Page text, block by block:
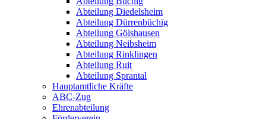
Abteilung Diedelsheim
Abteilung Dürrenbüchig
Abteilung Gölshausen
Abteilung Neibsheim
Abteilung Rinklingen
Abteilung Ruit
Abteilung Sprantal
Hauptamtliche Kräfte
ABC-Zug
Ehrenabteilung